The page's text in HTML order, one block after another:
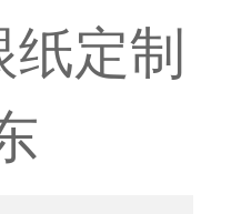
定制